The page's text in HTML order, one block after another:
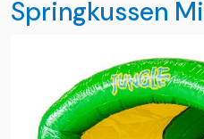
Springkussen